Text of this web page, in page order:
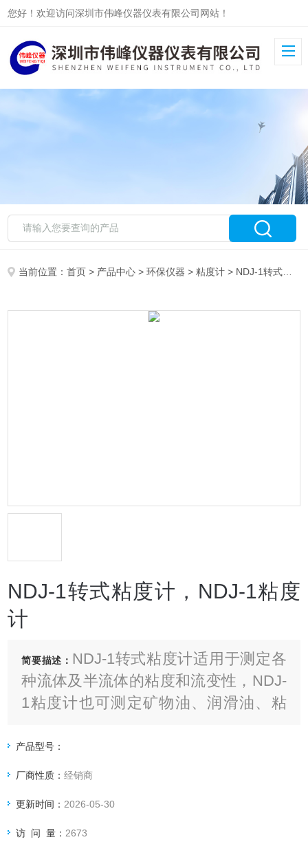
您好！欢迎访问深圳市伟峰仪器仪表有限公司网站！
当前位置：首页 > 产品中心 >环保仪器 >粘度计 > NDJ-1转式粘度计，NDJ-1粘度计
NDJ-1转式粘度计，NDJ-1粘度
计
简要描述： NDJ-1转式粘度计适用于测定各
种流体及半流体的粘度和流变性，NDJ-
1粘度计也可测定矿物油、润滑油、粘
结构粘度等
产品型号：
厂商性质：经销商
更新时间： 2026-05-30
访 问 量： 2673